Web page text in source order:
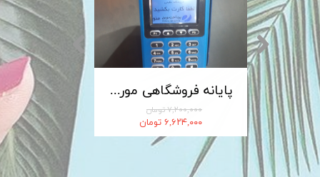
پایانه فروشگاهی مورفان MoreFun مدل H9
۷,۲۰۰,۰۰۰ تومان
۶,۶۲۴,۰۰۰ تومان
کابل شارژ MICRO-USB اندروید LDNIO الدینیو مدل XS-07 متراژ 1 متر